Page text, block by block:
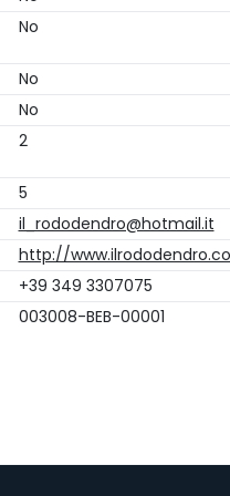
No
No
No
2
5
il_rododendro@hotmail.it
http://
+39 349 3307075
003008-BEB-00001